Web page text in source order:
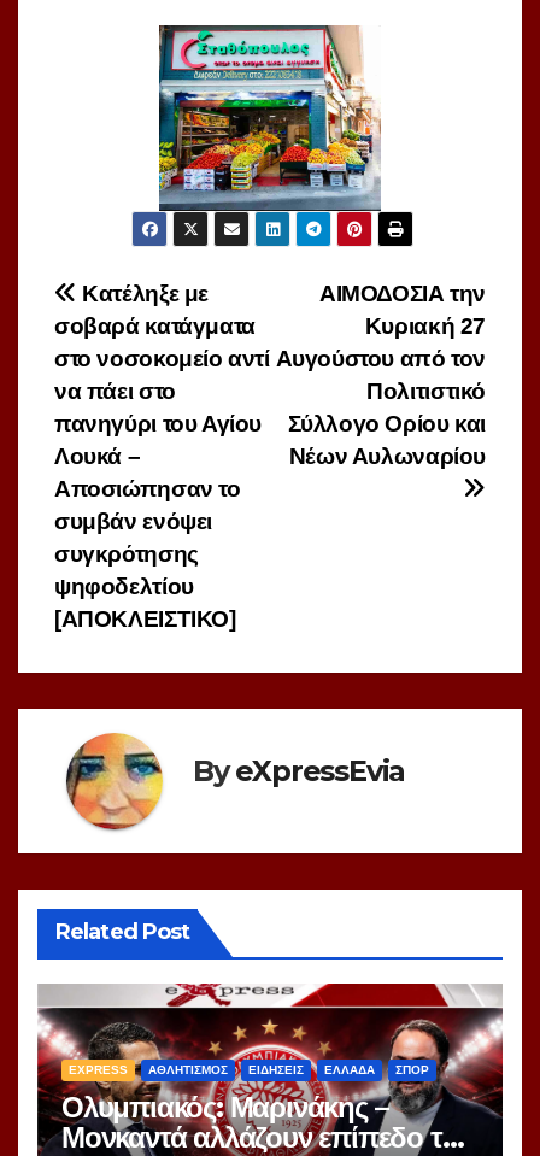
Πλοήγηση
άρθρων
ΑΙΜΟΔΟΣΙΑ την
Κυριακή 27
Αυγούστου από τον
Πολιτιστικό
Σύλλογο Ορίου και
Νέων Αυλωναρίου
Κατέληξε με
σοβαρά κατάγματα
στο νοσοκομείο αντί
να πάει στο
πανηγύρι του Αγίου
Λουκά –
Αποσιώπησαν το
συμβάν ενόψει
συγκρότησης
ψηφοδελτίου
[ΑΠΟΚΛΕΙΣΤΙΚΟ]
ByeXpressEvia
Related Post
EXPRESS ΑΘΛΗΤΙΣΜΟΣ ΕΙΔΗΣΕΙΣ ΕΛΛΑΔΑ ΣΠΟΡ
Ολυμπιακός: Μαρινάκης –
Μονκαντά αλλάζουν επίπεδο το